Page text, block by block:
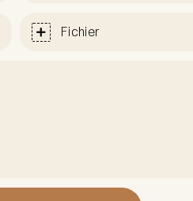
Fichier